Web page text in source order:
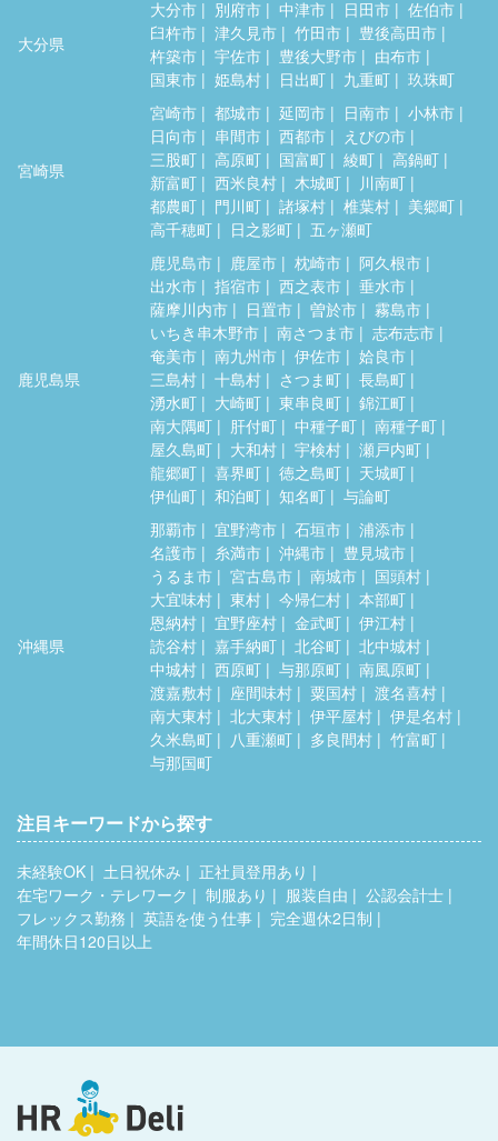
大分県
大分市 別府市 中津市 日田市
佐伯市
臼杵市
津久見市 竹田市
豊後高田市
杵築市
宇佐市 豊後大野市
由布市
国東市
姫島村 日出町 九重町 玖珠町
宮崎県
宮崎市 都城市 延岡市 日南市
小林市
日向市
串間市 西都市
えびの市
三股町
高原町 国富町 綾町
高鍋町
新富町
西米良村 木城町
川南町
都農町
門川町 諸塚村 椎葉村
美郷町
高千穂町
日之影町 五ヶ瀬町
鹿児島県
鹿児島市 鹿屋市 枕崎市
阿久根市
出水市
指宿市 西之表市
垂水市
薩摩川内市
日置市 曽於市
霧島市
いちき串木野市
南さつま市
志布志市
奄美市
南九州市 伊佐市
姶良市
三島村
十島村 さつま町
長島町
湧水町
大崎町 東串良町
錦江町
南大隅町
肝付町 中種子町
南種子町
屋久島町
大和村 宇検村
瀬戸内町
龍郷町
喜界町 徳之島町
天城町
伊仙町
和泊町 知名町 与論町
沖縄県
那覇市 宜野湾市 石垣市
浦添市
名護市
糸満市 沖縄市
豊見城市
うるま市
宮古島市 南城市
国頭村
大宜味村
東村 今帰仁村
本部町
恩納村
宜野座村 金武町
伊江村
読谷村
嘉手納町 北谷町
北中城村
中城村
西原町 与那原町
南風原町
渡嘉敷村
座間味村 粟国村
渡名喜村
南大東村
北大東村 伊平屋村
伊是名村
久米島町
八重瀬町 多良間村
竹富町
与那国町
注目キーワードから探す
未経験OK 土日祝休み
正社員登用あり
在宅ワーク・テレワーク
制服あり 服装自由
公認会計士
フレックス勤務
英語を使う仕事
完全週休2日制
年間休日120日以上